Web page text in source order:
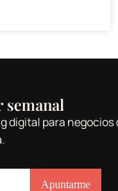
digital para negocios